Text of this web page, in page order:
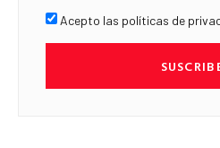
Acepto las políticas de